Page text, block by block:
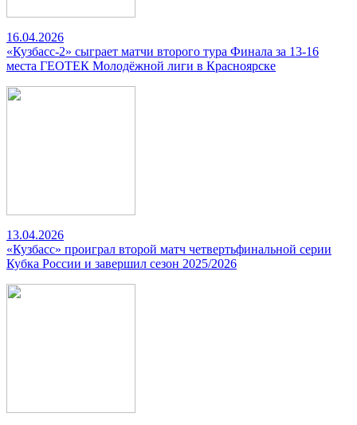
16.04.2026
«Кузбасс-2» сыграет матчи второго тура Финала за 13-16
места ГЕОТЕК Молодёжной лиги в Красноярске
13.04.2026
«Кузбасс» проиграл второй матч четвертьфинальной серии
Кубка России и завершил сезон 2025/2026